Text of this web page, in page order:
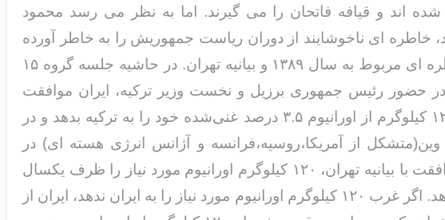
شده اند و قیافه فاتحان را می گیرند. اما به نظر می رسد محمود
خاطره ای ناخوشایند از دوران ریاست جمهوریش را به خاطر آورده
است. خاطره ای مربوط به سال ۱۳۸۹ و بیانیه تهران. در حاشیه جلسه گروه ۱۵
در حضور رئیس جمهوری برزیل و نخست وزیر ترکیه، ایران موافقت
کرد که ۱۲۰۰ کیلوگرم از اورانیوم ۳.۵ درصد غنی‌شده خود را به ترکیه بدهد و در
وین(متشکل از آمریکا،روسیه،فرانسه و آژانس انرژی هسته ای) در
صورت موافقت با بیانیه تهران، ۱۲۰ کیلوگرم اورانیوم مورد نیاز را ظرف یکسال
به ایران بدهد. اگر غرب ۱۲۰ کیلوگرم اورانیوم مورد نیاز را به ایران ندهد، ایران از